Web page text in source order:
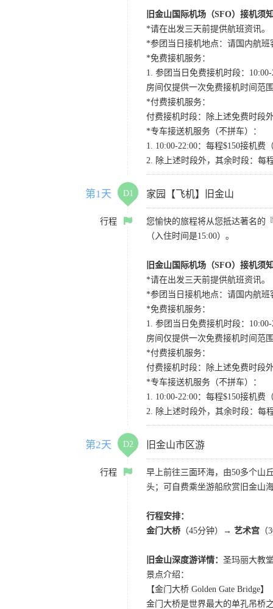
旧金山国际机场（SFO）接机须
*请在出发三天前提供航班资讯。
*参团当日接机地点：请国内航班
*免费接机服务：
1. 参团当日免费接机时段：
房间仅提供一次免费接机时间范
*付费接机服务：
付费接机时段：除上述免费时段
*专车接送机服务（不拼车）：
1. 10:00-22:00：每程$150接机
2. 除上述时段外，其余时段：每
第1天 D1 家园【飞机】旧金山
行程
您愉快的旅程将从您抵达著名的
（入住时间是15:00）。
旧金山国际机场（SFO）接机须
*请在出发三天前提供航班资讯。
*参团当日接机地点：请国内航班
*免费接机服务：
1. 参团当日免费接机时段：
房间仅提供一次免费接机时间范
*付费接机服务：
付费接机时段：除上述免费时段
*专车接送机服务（不拼车）：
1. 10:00-22:00：每程$150接机
2. 除上述时段外，其余时段：每
第2天 D2 旧金山市区游
行程
早上前往三面环海，由50多个山
头；可自费乘坐游船欣赏旧金山
行程安排：
金门大桥 （45分钟）→ 艺术宫
旧金山深度游详情： 圣玛丽大教
景点介绍：
【金门大桥 Golden Gate Bridge】
金门大桥是世界最大的单孔吊桥